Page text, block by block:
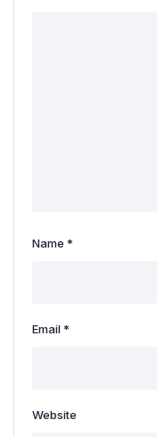
Name *
Email*
Website